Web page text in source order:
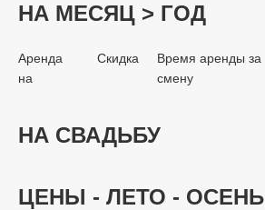
НА МЕСЯЦ > ГОД
Аренда
на
Скидка
Время аренды за
смену
НА СВАДЬБУ
ЦЕНЫ - ЛЕТО - ОСЕНЬ